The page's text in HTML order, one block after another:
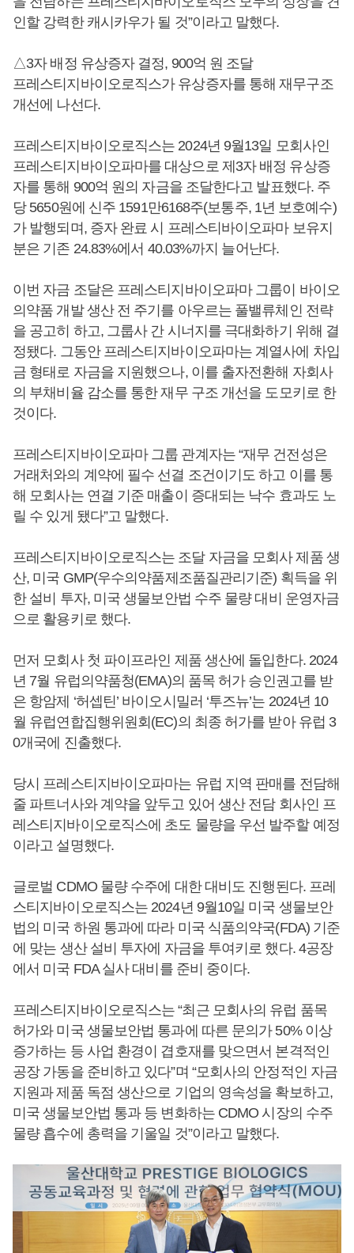
인할 강력한 캐시카우가 될 것”이라고 말했다.
△3자 배정 유상증자 결정, 900억 원 조달
프레스티지바이오로직스가 유상증자를 통해 재무구조
개선에 나선다.
프레스티지바이오로직스는 2024년 9월13일 모회사인
프레스티지바이오파마를 대상으로 제3자 배정 유상증
자를 통해 900억 원의 자금을 조달한다고 발표했다. 주
당 5650원에 신주 1591만6168주(보통주, 1년 보호예수)
가 발행되며, 증자 완료 시 프레스티바이오파마 보유지
분은 기존 24.83%에서 40.03%까지 늘어난다.
이번 자금 조달은 프레스티지바이오파마 그룹이 바이오
의약품 개발 생산 전 주기를 아우르는 풀밸류체인 전략
을 공고히 하고, 그룹사 간 시너지를 극대화하기 위해 결
정됐다. 그동안 프레스티지바이오파마는 계열사에 차입
금 형태로 자금을 지원했으나, 이를 출자전환해 자회사
의 부채비율 감소를 통한 재무 구조 개선을 도모키로 한
것이다.
프레스티지바이오파마 그룹 관계자는 “재무 건전성은
거래처와의 계약에 필수 선결 조건이기도 하고 이를 통
해 모회사는 연결 기준 매출이 증대되는 낙수 효과도 노
릴 수 있게 됐다”고 말했다.
프레스티지바이오로직스는 조달 자금을 모회사 제품 생
산, 미국 GMP(우수의약품제조품질관리기준) 획득을 위
한 설비 투자, 미국 생물보안법 수주 물량 대비 운영자금
으로 활용키로 했다.
먼저 모회사 첫 파이프라인 제품 생산에 돌입한다. 2024
년 7월 유럽의약품청(EMA)의 품목 허가 승인권고를 받
은 항암제 ‘허셉틴’ 바이오시밀러 ‘투즈뉴’는 2024년 10
월 유럽연합집행위원회(EC)의 최종 허가를 받아 유럽 3
0개국에 진출했다.
당시 프레스티지바이오파마는 유럽 지역 판매를 전담해
줄 파트너사와 계약을 앞두고 있어 생산 전담 회사인 프
레스티지바이오로직스에 초도 물량을 우선 발주할 예정
이라고 설명했다.
글로벌 CDMO 물량 수주에 대한 대비도 진행된다. 프레
스티지바이오로직스는 2024년 9월10일 미국 생물보안
법의 미국 하원 통과에 따라 미국 식품의약국(FDA) 기준
에 맞는 생산 설비 투자에 자금을 투여키로 했다. 4공장
에서 미국 FDA 실사 대비를 준비 중이다.
프레스티지바이오로직스는 “최근 모회사의 유럽 품목
허가와 미국 생물보안법 통과에 따른 문의가 50% 이상
증가하는 등 사업 환경이 겹호재를 맞으면서 본격적인
공장 가동을 준비하고 있다”며 “모회사의 안정적인 자금
지원과 제품 독점 생산으로 기업의 영속성을 확보하고,
미국 생물보안법 통과 등 변화하는 CDMO 시장의 수주
물량 흡수에 총력을 기울일 것”이라고 말했다.